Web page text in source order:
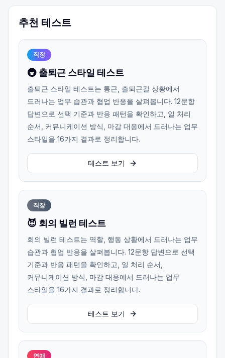
추천 테스트
직장
🚇 출퇴근 스타일 테스트
출퇴근 스타일 테스트는 통근, 출퇴근길 상황에서
드러나는 업무 습관과 협업 반응을 살펴봅니다. 12문항
답변으로 선택 기준과 반응 패턴을 확인하고, 일 처리
순서, 커뮤니케이션 방식, 마감 대응에서 드러나는 업무
스타일을 16가지 결과로 정리합니다.
테스트 보기
직장
😈 회의 빌런 테스트
회의 빌런 테스트는 역할, 행동 상황에서 드러나는 업무
습관과 협업 반응을 살펴봅니다. 12문항 답변으로 선택
기준과 반응 패턴을 확인하고, 일 처리 순서,
커뮤니케이션 방식, 마감 대응에서 드러나는 업무
스타일을 16가지 결과로 정리합니다.
테스트 보기
연애